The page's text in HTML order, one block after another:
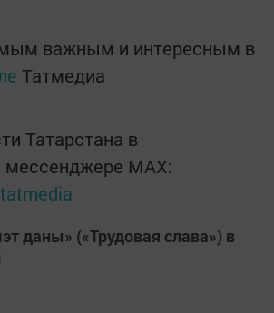
важным и интересным в
Татмедиа
Татарстана в
мессенджере MАХ:
даны» («Трудовая слава») в